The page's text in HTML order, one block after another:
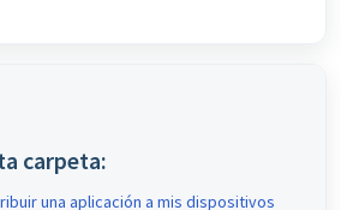
carpeta:
una aplicación a mis dispositivos